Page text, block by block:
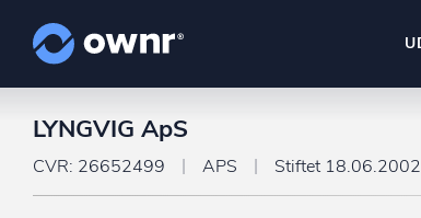
LYNGVIG ApS
CVR: 26652499 APS Stiftet 18.06.2002